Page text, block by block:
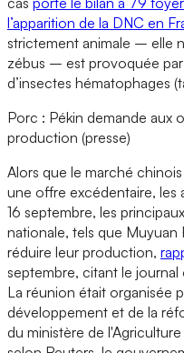
l’apparition de la DNC en
strictement animale – elle
zébus – est provoquée par
d’insectes hématophages
Porc : Pékin demande aux
production (presse)
Alors que le marché
une offre excédentaire, les
16 septembre, les
nationale, tels que Muyuan
réduire leur production,
septembre, citant le
La réunion était organisée
développement et de la
du ministère de